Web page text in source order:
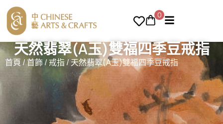
0
天然翡翠(A玉)雙福四季豆戒指
首頁 /首飾/ 戒指/ 天然翡翠(A玉)雙福四季豆戒指